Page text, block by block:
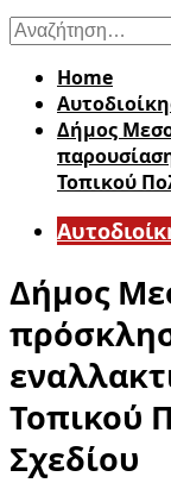
Αναζήτηση
για:
Home
Δήμος
Τοπικού
Δήμος
Τοπικού
Σχεδίου